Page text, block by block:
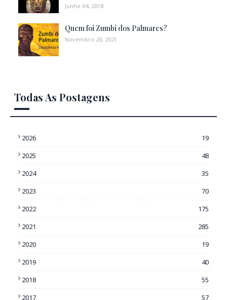
Junho 04, 2018
Quem foi Zumbi dos Palmares?
Novembro 20, 2021
Todas As Postagens
2026
19
2025
48
2024
35
2023
70
2022
175
2021
285
2020
19
2019
40
2018
55
2017
57